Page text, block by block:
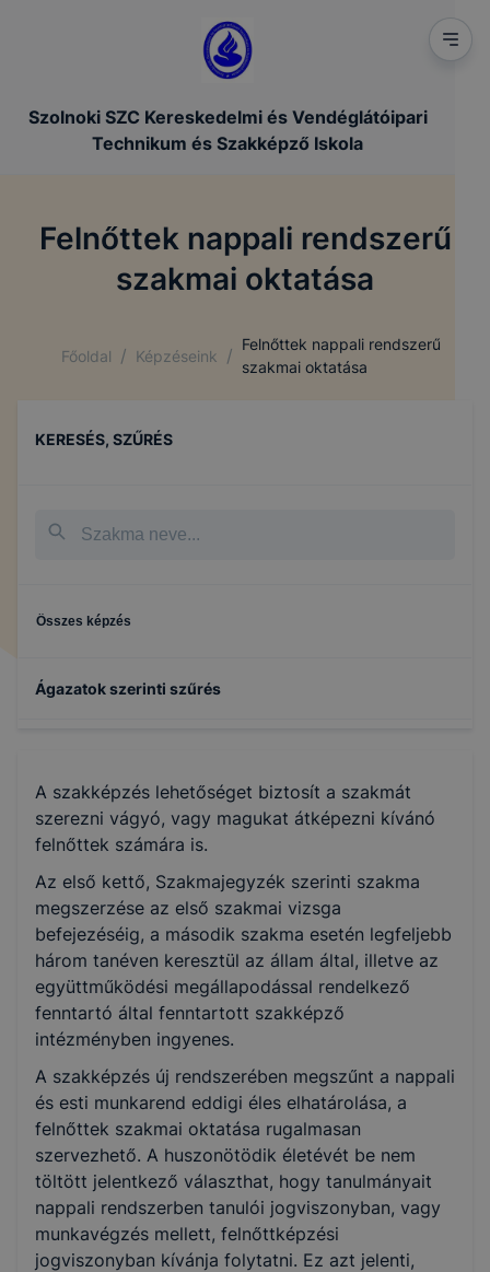
Szolnoki SZC Kereskedelmi és Vendéglátóipari
Technikum és Szakképző Iskola
Felnőttek nappali rendszerű
szakmai oktatása
Főoldal / Képzéseink /
Felnőttek nappali rendszerű
szakmai oktatása
KERESÉS, SZŰRÉS
Összes képzés
Ágazatok szerinti szűrés
A szakképzés lehetőséget biztosít a szakmát
szerezni vágyó, vagy magukat átképezni kívánó
felnőttek számára is.
Az első kettő, Szakmajegyzék szerinti szakma
megszerzése az első szakmai vizsga
befejezéséig, a második szakma esetén legfeljebb
három tanéven keresztül az állam által, illetve az
együttműködési megállapodással rendelkező
fenntartó által fenntartott szakképző
intézményben ingyenes.
A szakképzés új rendszerében megszűnt a nappali
és esti munkarend eddigi éles elhatárolása, a
felnőttek szakmai oktatása rugalmasan
szervezhető. A huszonötödik életévét be nem
töltött jelentkező választhat, hogy tanulmányait
nappali rendszerben tanulói jogviszonyban, vagy
munkavégzés mellett, felnőttképzési
jogviszonyban kívánja folytatni. Ez azt jelenti,